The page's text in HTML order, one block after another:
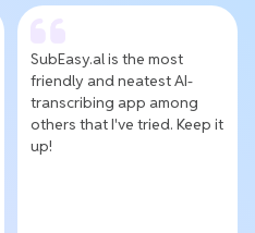
SubEasy.al is the most
friendly and neatest AI-
transcribing app among
others that I've tried. Keep it
up!